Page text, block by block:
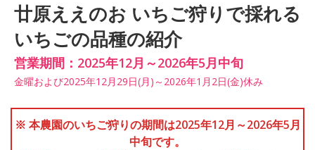
廿原ええのお いちご狩りで採れる
いちごの品種の紹介
営業期間：2025年12月～2026年5月中旬
金曜および2025年12月29日(月)～2026年1月2日(金)休み
※ 本農園のいちご狩りの期間は2025年12月～2026年5月
中旬です。